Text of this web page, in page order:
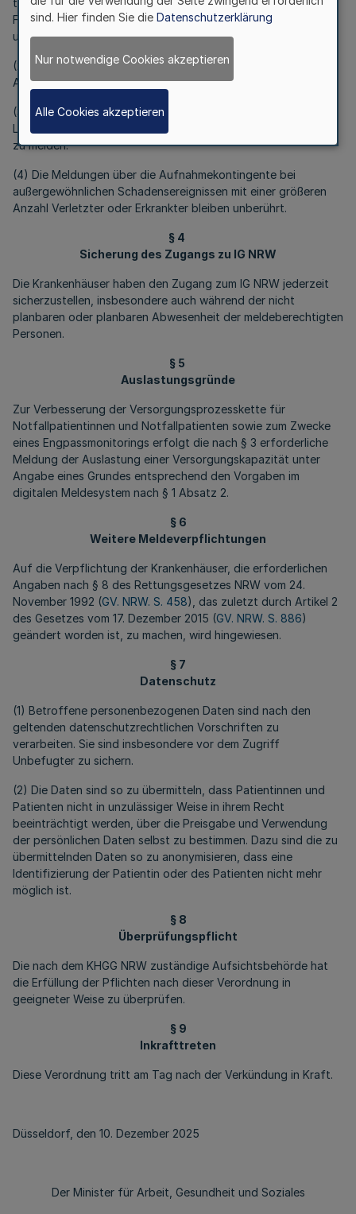
tatsächlich belegbaren Betten ausgelastet sind. Bei der
Feststellung der belegbaren Betten sind auch die personellen
und technischen Kapazitäten zu berücksichtigen.
(2) Die Pflicht zur Notfallbehandlung entsprechend § 2
Absatz 1 KHGG NRW bleibt unberührt.
(3) Soweit eine Auslastung einer Versorgungskapazität oder
Leistungsgruppe nicht mehr gegeben ist, ist dies unverzüglich
zu melden.
(4) Die Meldungen über die Aufnahmekontingente bei
außergewöhnlichen Schadensereignissen mit einer größeren
Anzahl Verletzter oder Erkrankter bleiben unberührt.
§ 4
Sicherung des Zugangs zu IG NRW
Die Krankenhäuser haben den Zugang zum IG NRW jederzeit
sicherzustellen, insbesondere auch während der nicht
planbaren oder planbaren Abwesenheit der meldeberechtigten
Personen.
§ 5
Auslastungsgründe
Zur Verbesserung der Versorgungsprozesskette für
Notfallpatientinnen und Notfallpatienten sowie zum Zwecke
eines Engpassmonitorings erfolgt die nach § 3 erforderliche
Meldung der Auslastung einer Versorgungskapazität unter
Angabe eines Grundes entsprechend den Vorgaben im
digitalen Meldesystem nach § 1 Absatz 2.
§ 6
Weitere Meldeverpflichtungen
Auf die Verpflichtung der Krankenhäuser, die erforderlichen
Angaben nach § 8 des Rettungsgesetzes NRW vom 24.
November 1992 (GV. NRW. S. 458), das zuletzt durch Artikel 2
des Gesetzes vom 17. Dezember 2015 (GV. NRW. S. 886)
geändert worden ist, zu machen, wird hingewiesen.
§ 7
Datenschutz
(1) Betroffene personenbezogenen Daten sind nach den
geltenden datenschutzrechtlichen Vorschriften zu
verarbeiten. Sie sind insbesondere vor dem Zugriff
Unbefugter zu sichern.
(2) Die Daten sind so zu übermitteln, dass Patientinnen und
Patienten nicht in unzulässiger Weise in ihrem Recht
beeinträchtigt werden, über die Preisgabe und Verwendung
der persönlichen Daten selbst zu bestimmen. Dazu sind die zu
übermittelnden Daten so zu anonymisieren, dass eine
Identifizierung der Patientin oder des Patienten nicht mehr
möglich ist.
§ 8
Überprüfungspflicht
Die nach dem KHGG NRW zuständige Aufsichtsbehörde hat
die Erfüllung der Pflichten nach dieser Verordnung in
geeigneter Weise zu überprüfen.
§ 9
Inkrafttreten
Diese Verordnung tritt am Tag nach der Verkündung in Kraft.
Düsseldorf, den 10. Dezember 2025
Der Minister für Arbeit, Gesundheit und Soziales
sind. Hier finden Sie die Datenschutzerklärung
Nur notwendige Cookies akzeptieren
Alle Cookies akzeptieren